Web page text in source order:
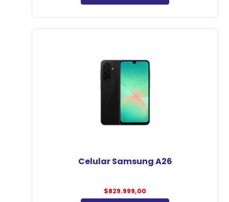
Celular Samsung A26
$829.999,00